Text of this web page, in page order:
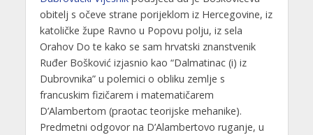
obitelj s očeve strane porijeklom iz Hercegovine, iz
katoličke župe Ravno u Popovu polju, iz sela
Orahov Do te kako se sam hrvatski znanstvenik
Ruđer Bošković izjasnio kao “Dalmatinac (i) iz
Dubrovnika” u polemici o obliku zemlje s
francuskim fizičarem i matematičarem
D’Alambertom (praotac teorijske mehanike).
Predmetni odgovor na D’Alambertovo ruganje, u